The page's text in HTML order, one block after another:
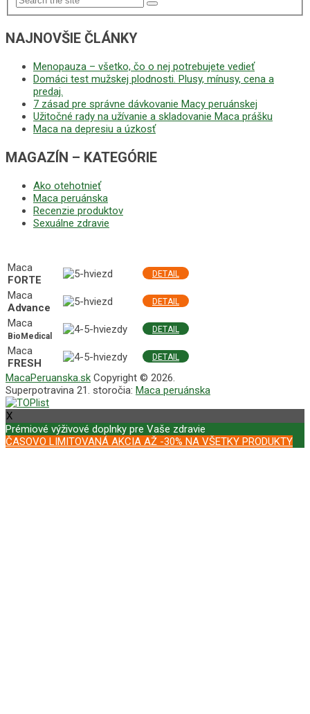
NAJNOVŠIE ČLÁNKY
Menopauza – všetko, čo o nej potrebujete vedieť
Domáci test mužskej plodnosti. Plusy, mínusy, cena a
predaj.
7 zásad pre správne dávkovanie Macy peruánskej
Užitočné rady na užívanie a skladovanie Maca prášku
Maca na depresiu a úzkosť
MAGAZÍN – KATEGÓRIE
Ako otehotnieť
Maca peruánska
Recenzie produktov
Sexuálne zdravie
Maca
FORTE
DETAIL
Maca
Advance
DETAIL
Maca
BioMedical
DETAIL
Maca
FRESH
DETAIL
MacaPeruanska.sk Copyright © 2026.
Superpotravina 21. storočia: Maca peruánska
X
Prémiové výživové doplnky pre Vaše zdravie
ČASOVO LIMITOVANÁ AKCIA AŽ -30% NA VŠETKY PRODUKTY